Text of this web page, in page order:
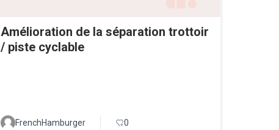
Amélioration de la séparation trottoir
/ piste cyclable
FrenchHamburger 0